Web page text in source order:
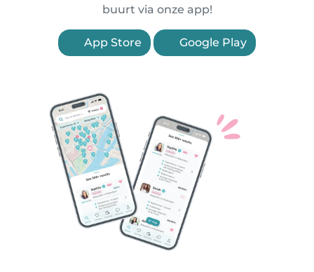
buurt via onze app!
App Store Google Play